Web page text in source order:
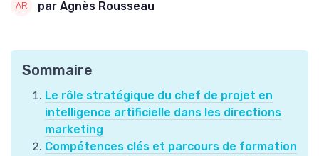
par Agnès Rousseau
Sommaire
Le rôle stratégique du chef de projet en
intelligence artificielle dans les directions
marketing
Compétences clés et parcours de formation